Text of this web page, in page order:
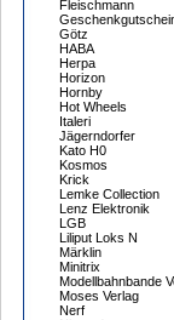
Fleischmann
Götz
HABA
Herpa
Horizon
Hornby
Hot Wheels
Italeri
Jägerndorfer
Kato H0
Kosmos
Krick
Lemke Collection
Lenz Elektronik
LGB
Liliput Loks N
Märklin
Minitrix
Modellbahnbande
Moses Verlag
Nerf